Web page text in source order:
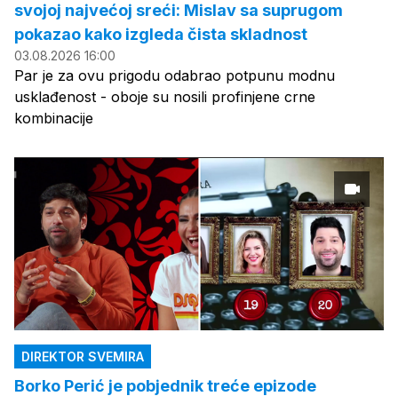
svojoj najvećoj sreći: Mislav sa suprugom
pokazao kako izgleda čista skladnost
03.08.2026 16:00
Par je za ovu prigodu odabrao potpunu modnu
usklađenost - oboje su nosili profinjene crne
kombinacije
DIREKTOR SVEMIRA
Borko Perić je pobjednik treće epizode